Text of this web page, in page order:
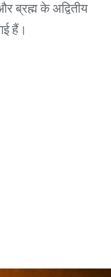
ब्रह्म के अद्वितीय
हैं।